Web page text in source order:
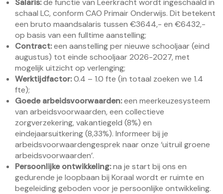
Salaris:de functie van Leerkracht wordt ingeschaald in
schaal LC, conform CAO Primair Onderwijs. Dit betekent
een bruto maandsalaris tussen €3644,- en €6432,-
op basis van een fulltime aanstelling;
Contract:een aanstelling per nieuwe schooljaar (eind
augustus) tot einde schooljaar 2026-2027, met
mogelijk uitzicht op verlenging;
Werktijdfactor:0.4 – 1.0 fte (in totaal zoeken we 1.4
fte);
Goede arbeidsvoorwaarden:een meerkeuzesysteem
van arbeidsvoorwaarden, een collectieve
zorgverzekering, vakantiegeld (8%) en
eindejaarsuitkering (8,33%). Informeer bij je
arbeidsvoorwaardengesprek naar onze ‘uitruil groene
arbeidsvoorwaarden’.
Persoonlijke ontwikkeling:na je start bij ons en
gedurende je loopbaan bij Koraal wordt er ruimte en
begeleiding geboden voor je persoonlijke ontwikkeling.